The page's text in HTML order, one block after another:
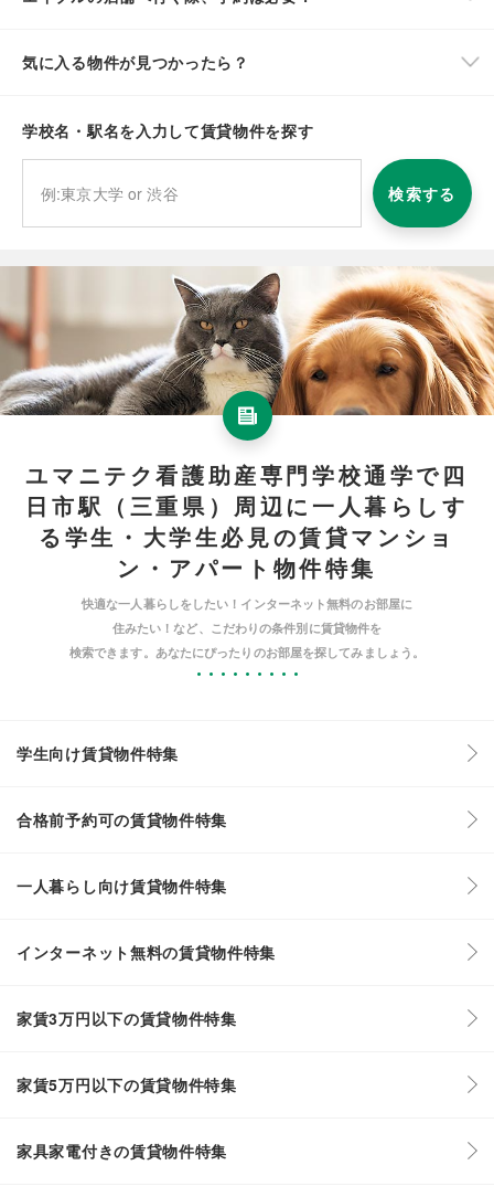
気に入る物件が見つかったら？
学校名・駅名を入力して賃貸物件を探す
検索する
ユマニテク看護助産専門学校通学で四
日市駅（三重県）周辺に一人暮らしす
る学生・大学生必見の賃貸マンショ
ン・アパート物件特集
快適な一人暮らしをしたい！インターネット無料のお部屋に
住みたい！など、こだわりの条件別に賃貸物件を
検索できます。あなたにぴったりのお部屋を探してみましょう。
学生向け賃貸物件特集
合格前予約可の賃貸物件特集
一人暮らし向け賃貸物件特集
インターネット無料の賃貸物件特集
家賃3万円以下の賃貸物件特集
家賃5万円以下の賃貸物件特集
家具家電付きの賃貸物件特集